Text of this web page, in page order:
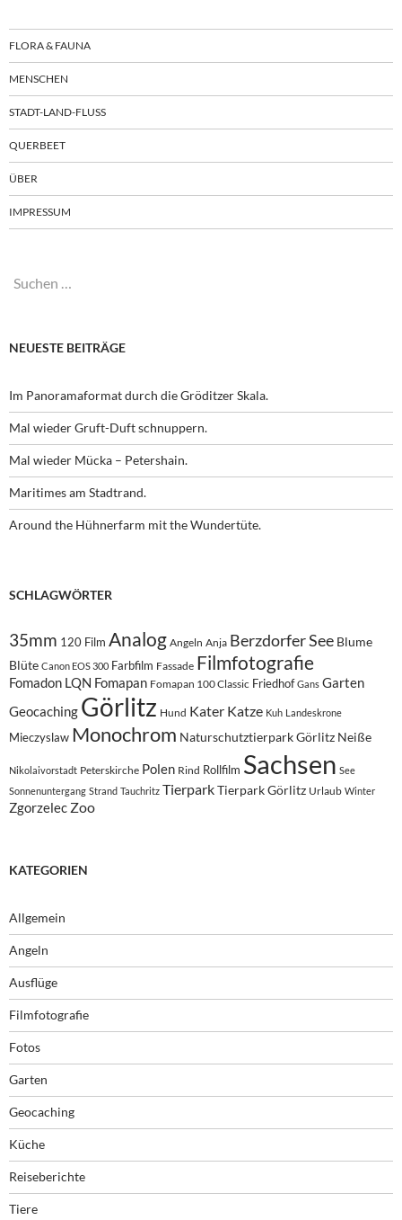
FLORA & FAUNA
MENSCHEN
STADT-LAND-FLUSS
QUERBEET
ÜBER
IMPRESSUM
Suchen
NEUESTE BEITRÄGE
Im Panoramaformat durch die Gröditzer Skala.
Mal wieder Gruft-Duft schnuppern.
Mal wieder Mücka – Petershain.
Maritimes am Stadtrand.
Around the Hühnerfarm mit the Wundertüte.
SCHLAGWÖRTER
35mm 120 Film Analog Angeln Anja Berzdorfer See Blume
Blüte Canon EOS 300 Farbfilm Fassade Filmfotografie
Fomadon LQN Fomapan Fomapan 100 Classic Friedhof Gans Garten
Geocaching Görlitz Hund Kater Katze Kuh Landeskrone
Mieczyslaw Monochrom Naturschutztierpark Görlitz Neiße
Nikolaivorstadt Peterskirche Polen Rind Rollfilm Sachsen See
Sonnenuntergang Strand Tauchritz TierparkTierpark Görlitz Urlaub Winter
Zgorzelec Zoo
KATEGORIEN
Allgemein
Angeln
Ausflüge
Filmfotografie
Fotos
Garten
Geocaching
Küche
Reiseberichte
Tiere